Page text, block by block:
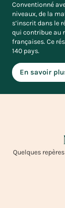
Conventionné
niveaux, de la
s’inscrit dans le
qui contribue au
françaises. Ce
140 pays.
En savoir
Quelques